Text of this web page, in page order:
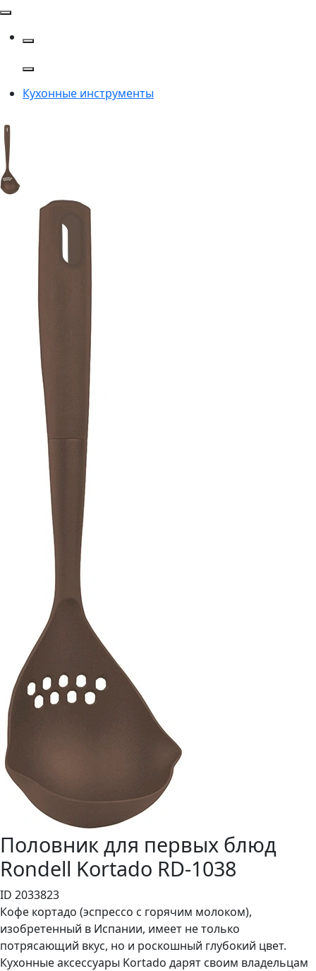
Кухонные инструменты
Половник для первых блюд
Rondell Kortado RD-1038
ID 2033823
Кофе кортадо (эспрессо с горячим молоком),
изобретенный в Испании, имеет не только
потрясающий вкус, но и роскошный глубокий цвет.
Кухонные аксессуары Kortado дарят своим владельцам